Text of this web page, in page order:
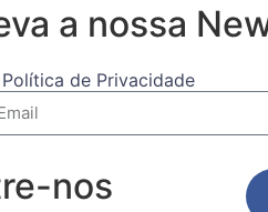
a nossa
Política de Privacidade
nos